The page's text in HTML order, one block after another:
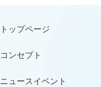
トップページ
コンセプト
ニュースイベント